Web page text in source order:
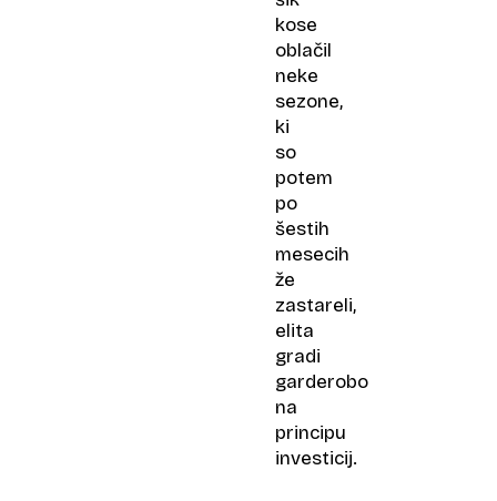
kose
oblačil
neke
sezone,
ki
so
potem
po
šestih
mesecih
že
zastareli,
elita
gradi
garderobo
na
principu
investicij.